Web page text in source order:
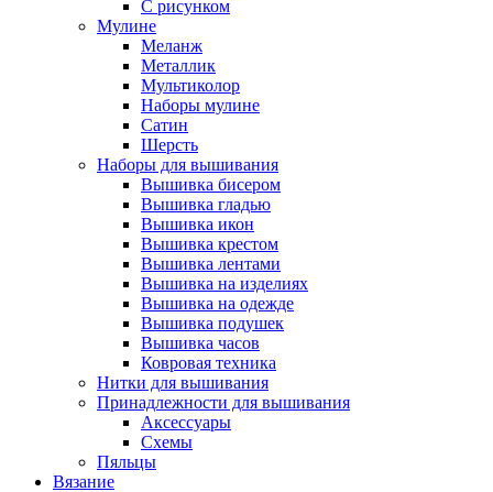
С рисунком
Мулине
Меланж
Металлик
Мультиколор
Наборы мулине
Сатин
Шерсть
Наборы для вышивания
Вышивка бисером
Вышивка гладью
Вышивка икон
Вышивка крестом
Вышивка лентами
Вышивка на изделиях
Вышивка на одежде
Вышивка подушек
Вышивка часов
Ковровая техника
Нитки для вышивания
Принадлежности для вышивания
Аксессуары
Схемы
Пяльцы
Вязание